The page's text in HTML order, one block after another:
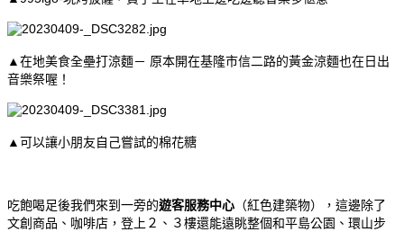
▲在地美食全壘打涼麵－ 原本開在基隆市信二路的黃金涼麵也在日出
音樂祭喔！
▲可以讓小朋友自己嘗試的棉花糖
吃飽喝足後我們來到一旁的遊客服務中心 （紅色建築物），這邊除了
文創商品、咖啡店，登上２、３樓還能遠眺整個和平島公園、環山步